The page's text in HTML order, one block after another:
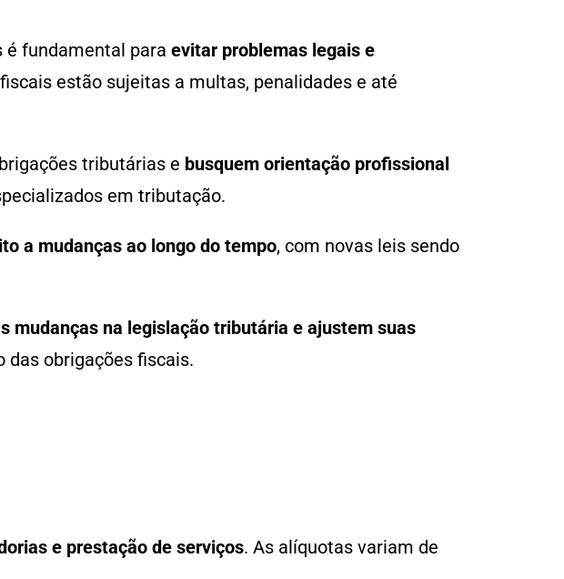
fundamental para evitar problemas legais e
estão sujeitas a multas, penalidades e até
tributárias e busquem orientação profissional
em tributação.
a mudanças ao longo do tempo, com novas leis sendo
mudanças na legislação tributária e ajustem suas
das obrigações fiscais.
e prestação de serviços. As alíquotas variam de